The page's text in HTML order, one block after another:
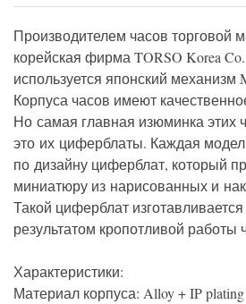
Производителем часов торговой
корейская фирма TORSO Korea
используется японский механизм
Корпуса часов имеют
Но самая главная изюминка этих
это их циферблаты. Каждая
по дизайну циферблат, который
миниатюру из нарисованных и
Такой циферблат
результатом кропотливой работы
Характеристики:
Материал корпуса: Alloy + IP plating